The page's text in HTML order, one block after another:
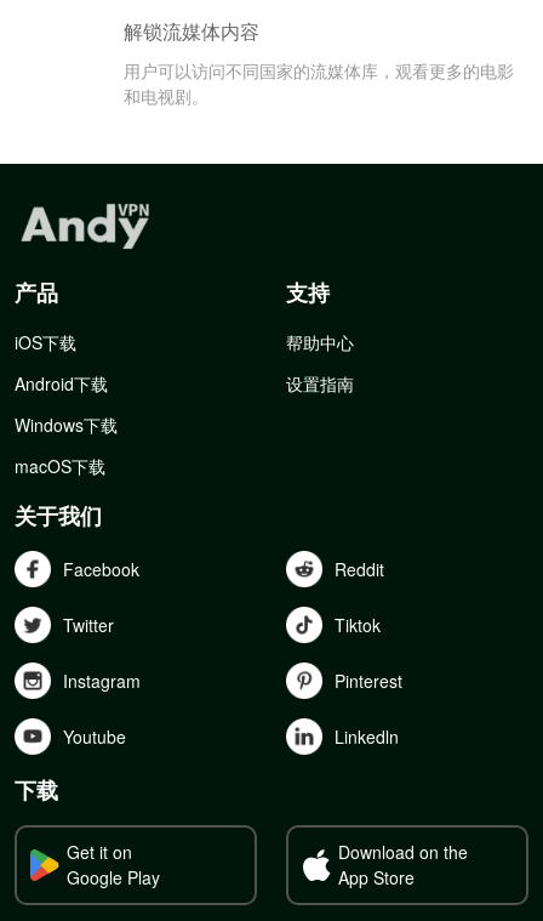
解锁流媒体内容
用户可以访问不同国家的流媒体库，观看更多的电影
和电视剧。
产品
iOS下载
Android下载
Windows下载
macOS下载
支持
帮助中心
设置指南
关于我们
Facebook Reddit
Twitter Tiktok
Instagram Pinterest
Youtube Linkedln
下载
Get it on
Google Play
Download on the
App Store